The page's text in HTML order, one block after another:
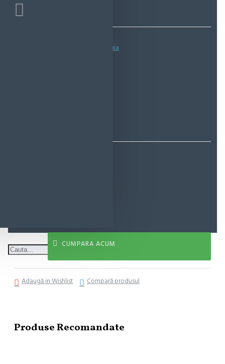
Spune-ţi opinia
CUMPARA ACUM
Adaugă in Wishlist Compară produsul
Produse Recomandate